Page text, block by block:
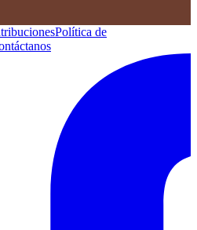
Política de